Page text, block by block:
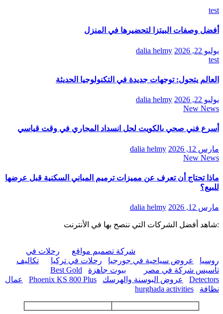
test
أفضل وصفات البيتزا لتحضيرها في المنزل
يوليو 22, 2026
dalia helmy
test
العالم يتحول: توجهات جديدة في التكنولوجيا الحديثة
يوليو 22, 2026
dalia helmy
New News
أسرع فني صحي بالكويت لحل انسداد المجاري في وقت قياسي
مارس 12, 2026
dalia helmy
New News
ماذا تحتاج أن تعرف عن مميزات ترميم المباني السكنية قبل عرضها
للبيع؟
مارس 12, 2026 dalia helmy
:شاهد أفضل الشركات التي ننصح بها في الأنترنت
شركة تصميم مواقع
رحلات في
روسيا
عروض سياحية في جورجيا رحلات في تركيا
تكاليف
تأسيس شركة في مصر
بيوت جاهزة
Best Gold
Detectors
عروض البوسنة والهرسك Phoenix KS 800 Plus
عمال
نظافة
hurghada activities